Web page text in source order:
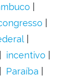
incentivo
Paraíba